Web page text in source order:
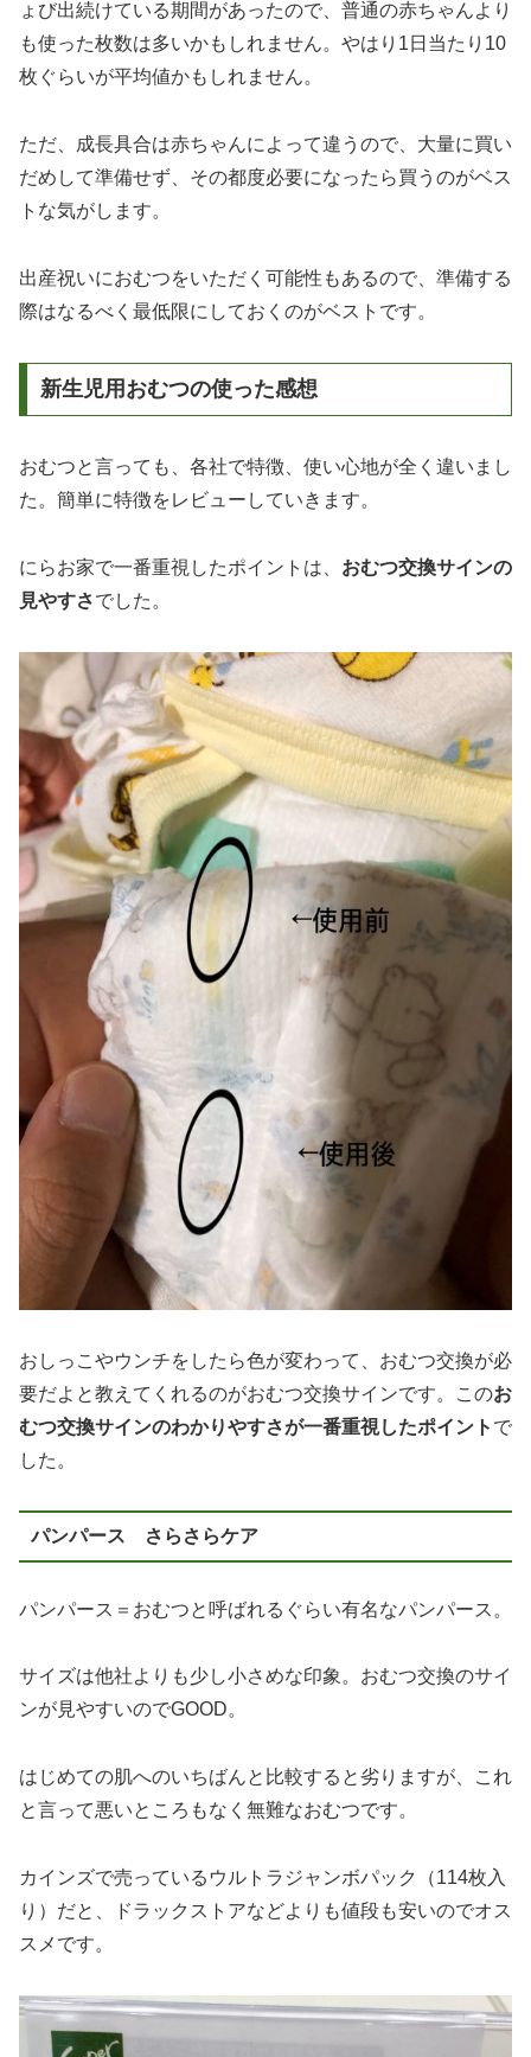
ょび出続けている期間があったので、普通の赤ちゃんより
も使った枚数は多いかもしれません。やはり1日当たり10
枚ぐらいが平均値かもしれません。
ただ、成長具合は赤ちゃんによって違うので、大量に買い
だめして準備せず、その都度必要になったら買うのがベス
トな気がします。
出産祝いにおむつをいただく可能性もあるので、準備する
際はなるべく最低限にしておくのがベストです。
新生児用おむつの使った感想
おむつと言っても、各社で特徴、使い心地が全く違いまし
た。簡単に特徴をレビューしていきます。
にらお家で一番重視したポイントは、 おむつ交換サインの
見やすさでした。
おしっこやウンチをしたら色が変わって、おむつ交換が必
要だよと教えてくれるのがおむつ交換サインです。このお
むつ交換サインのわかりやすさが一番重視したポイント で
した。
パンパース さらさらケア
パンパース＝おむつと呼ばれるぐらい有名なパンパース。
サイズは他社よりも少し小さめな印象。おむつ交換のサイ
ンが見やすいのでGOOD。
はじめての肌へのいちばんと比較すると劣りますが、これ
と言って悪いところもなく無難なおむつです。
カインズで売っているウルトラジャンボパック（114枚入
り）だと、ドラックストアなどよりも値段も安いのでオス
スメです。